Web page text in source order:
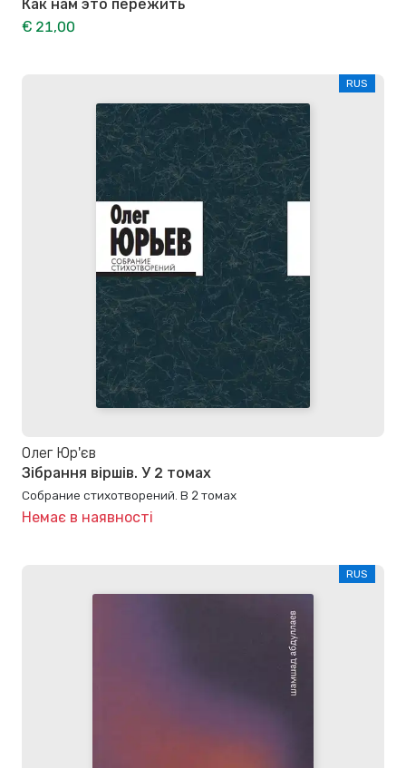
Как нам это пережить
€ 21,00
RUS
Олег Юр'єв
Зібрання віршів. У 2 томах
Собрание стихотворений. В 2 томах
Немає в наявності
RUS